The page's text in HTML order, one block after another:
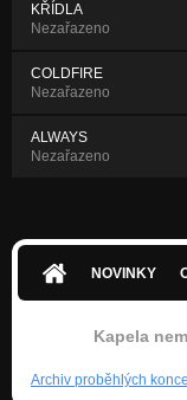
KŘÍDLA
Nezařazeno
COLDFIRE
Nezařazeno
ALWAYS
Nezařazeno
NOVINKY
Kapela
Archiv proběhlých